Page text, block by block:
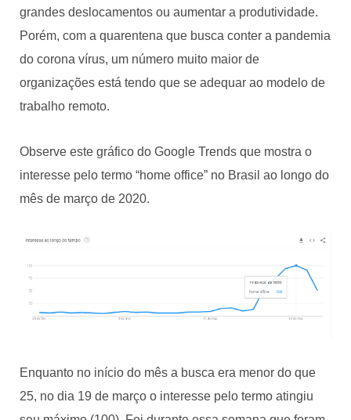
grandes deslocamentos ou aumentar a produtividade.
Porém, com a quarentena que busca conter a pandemia
do corona vírus, um número muito maior de
organizações está tendo que se adequar ao modelo de
trabalho remoto.
Observe este gráfico do Google Trends que mostra o
interesse pelo termo “home office” no Brasil ao longo do
mês de março de 2020.
Enquanto no início do mês a busca era menor do que
25, no dia 19 de março o interesse pelo termo atingiu